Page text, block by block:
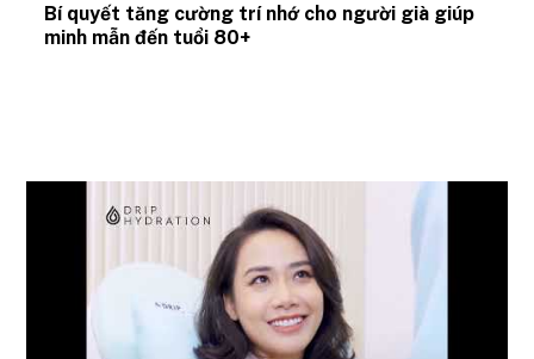
Bí quyết tăng cường trí nhớ cho người già giúp
minh mẫn đến tuổi 80+